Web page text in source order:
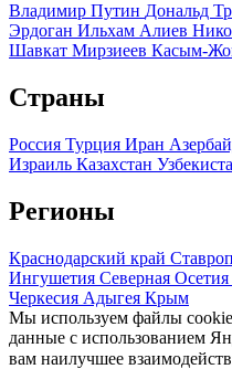
Владимир Путин Дональд
Эрдоган Ильхам Алиев
Шавкат Мирзиеев Касым-
Страны
Россия Турция Иран
Израиль Казахстан
Регионы
Краснодарский край
Ингушетия Северная Осетия
Черкесия Адыгея Крым
Мы используем файлы
данные с использованием
вам наилучшее